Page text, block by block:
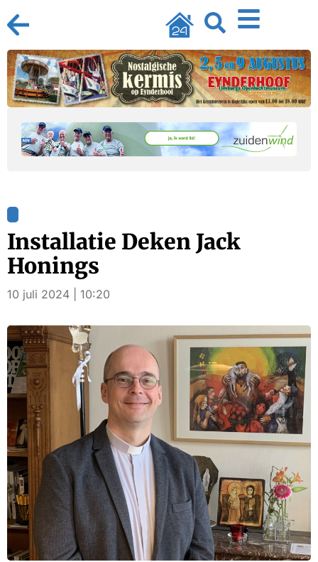
Installatie Deken Jack
Honings
10 juli 2024 | 10:20